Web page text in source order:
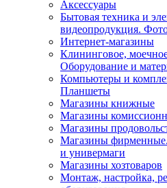
Аксессуары
Бытовая техника и
видеопродукция.
Интернет-магазины
Клининговое,
Оборудование и
Компьютеры и
Планшеты
Магазины книжные
Магазины
Магазины
Магазины
и универмаги
Магазины хозтоваров
Монтаж, настройка,